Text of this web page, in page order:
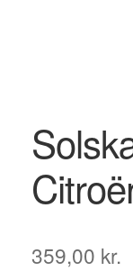
359,00 kr.